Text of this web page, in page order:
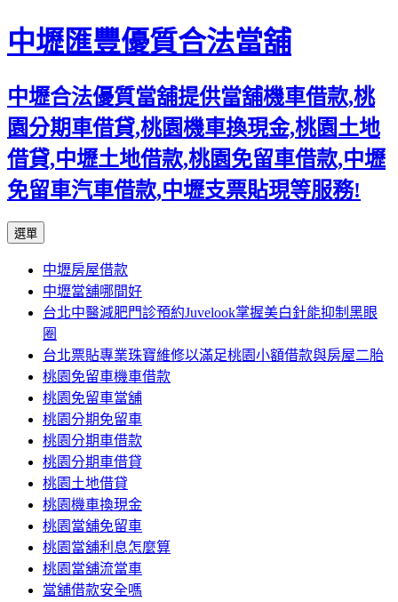
中壢匯豐優質合法當舖
中壢合法優質當舖提供當舖機車借款,桃
園分期車借貸,桃園機車換現金,桃園土地
借貸,中壢土地借款,桃園免留車借款,中壢
免留車汽車借款,中壢支票貼現等服務!
選單
內
容
區
中壢房屋借款
中壢當舖哪間好
台北中醫減肥門診預約Juvelook掌握美白針能抑制黑眼
圈
台北票貼專業珠寶維修以滿足桃園小額借款與房屋二胎
桃園免留車機車借款
桃園免留車當舖
桃園分期免留車
桃園分期車借款
桃園分期車借貸
桃園土地借貸
桃園機車換現金
桃園當舖免留車
桃園當舖利息怎麼算
桃園當舖流當車
當舖借款安全嗎